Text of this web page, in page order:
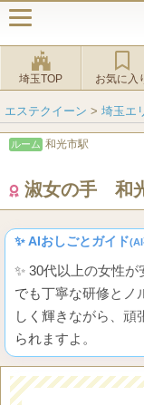
埼玉TOP お気に入
エステクイーン > 埼玉エ
ルーム 和光市駅
淑女の手 和
✨ AIおしごとガイド(AI
✨ 30代以上の女性
でも丁寧な研修とノ
しく輝きながら、頑
られますよ。